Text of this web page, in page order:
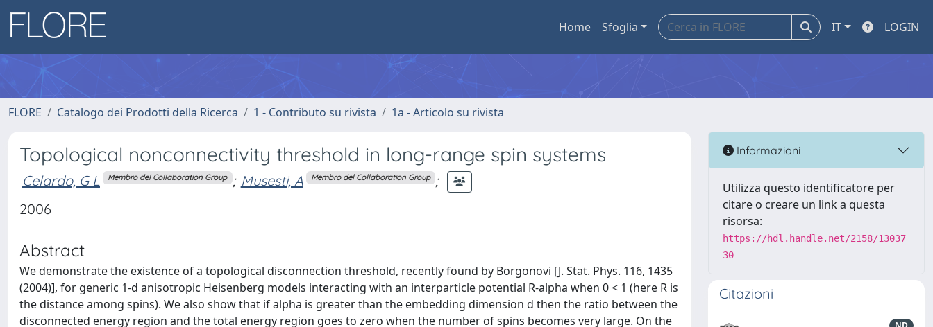
Home Sfoglia IT LOGIN
FLORE Catalogo dei Prodotti della Ricerca 1 - Contributo su rivista 1a - Articolo su rivista
Topological nonconnectivity threshold in long-range spin systems
Celardo, G L Membro del Collaboration Group ; Musesti, A Membro del Collaboration Group
;
2006
Abstract
We demonstrate the existence of a topological disconnection threshold, recently found by Borgonovi [J. Stat. Phys. 116, 1435
(2004)], for generic 1-d anisotropic Heisenberg models interacting with an interparticle potential R-alpha when 0 < 1 (here R is
the distance among spins). We also show that if alpha is greater than the embedding dimension d then the ratio between the
disconnected energy region and the total energy region goes to zero when the number of spins becomes very large. On the
Informazioni
Utilizza questo identificatore per
citare o creare un link a questa
risorsa:
https://hdl.handle.net/2158/13037
30
Citazioni